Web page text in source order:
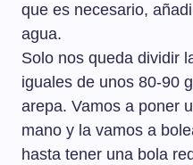
que es necesario,
agua.
Solo nos queda dividir
iguales de unos 80-90
arepa. Vamos a poner
mano y la vamos a
hasta tener una bola